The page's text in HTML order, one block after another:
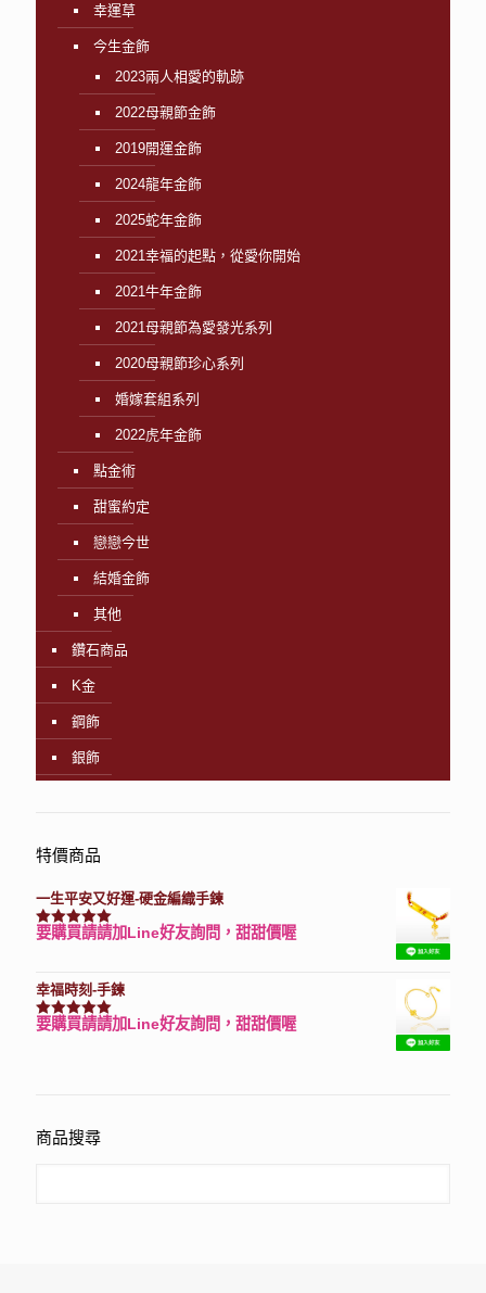
幸運草
今生金飾
2023兩人相愛的軌跡
2022母親節金飾
2019開運金飾
2024龍年金飾
2025蛇年金飾
2021幸福的起點，從愛你開始
2021牛年金飾
2021母親節為愛發光系列
2020母親節珍心系列
婚嫁套組系列
2022虎年金飾
點金術
甜蜜約定
戀戀今世
結婚金飾
其他
鑽石商品
K金
鋼飾
銀飾
特價商品
一生平安又好運-硬金編織手鍊
評分7740滿分 5
要購買請請加Line好友詢問，甜甜價喔
幸福時刻-手鍊
評分3150滿分 5
要購買請請加Line好友詢問，甜甜價喔
商品搜尋